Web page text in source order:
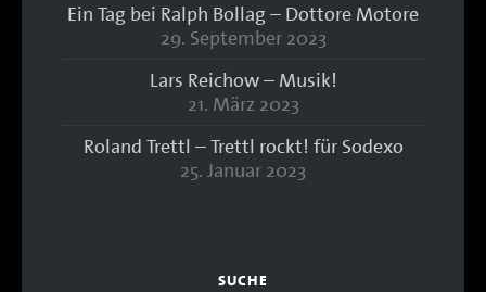
Ein Tag bei Ralph Bollag – Dottore Motore
29. September 2023
Lars Reichow – Musik!
21. März 2023
Roland Trettl – Trettl rockt! für Sodexo
25. Januar 2023
SUCHE